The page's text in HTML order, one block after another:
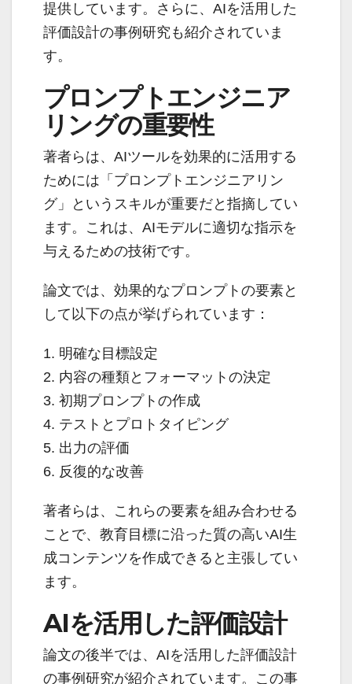
提供しています。さらに、AIを活用した
評価設計の事例研究も紹介されていま
す。
プロンプトエンジニア
リングの重要性
著者らは、AIツールを効果的に活用する
ためには「プロンプトエンジニアリン
グ」というスキルが重要だと指摘してい
ます。これは、AIモデルに適切な指示を
与えるための技術です。
論文では、効果的なプロンプトの要素と
して以下の点が挙げられています：
1. 明確な目標設定
2. 内容の種類とフォーマットの決定
3. 初期プロンプトの作成
4. テストとプロトタイピング
5. 出力の評価
6. 反復的な改善
著者らは、これらの要素を組み合わせる
ことで、教育目標に沿った質の高いAI生
成コンテンツを作成できると主張してい
ます。
AIを活用した評価設計
論文の後半では、AIを活用した評価設計
の事例研究が紹介されています。この事